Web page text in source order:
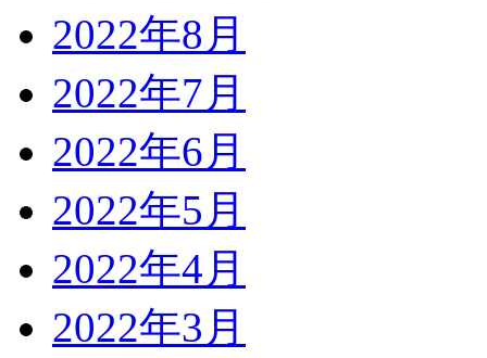
2022年8月
2022年7月
2022年6月
2022年5月
2022年4月
2022年3月